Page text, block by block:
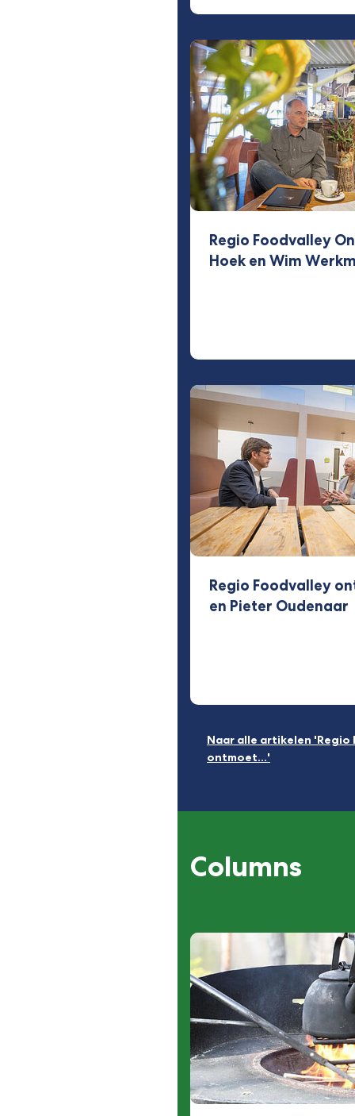
Regio Foodvalley
Hoek en Wim
Regio Foodvalley
en Pieter Oudenaar
Naar alle artikelen 'Regio
ontmoet...'
Columns